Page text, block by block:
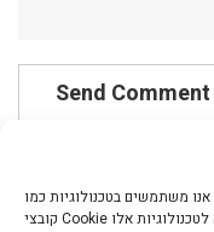
משתמשים בטכנולוגיות כמו
קובצי Cookie כדי לאחסן ו/או לגשת למידע על המכשיר. הסכמה לטכנולוגיות אלו